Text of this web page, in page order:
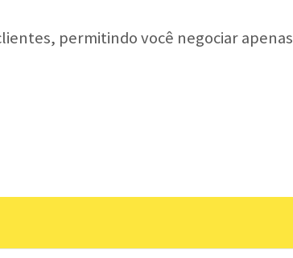
permitindo você negociar apenas